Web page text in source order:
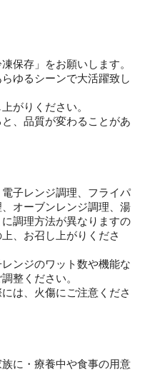
保存」をお願いします。
ゆるシーンで大活躍致し
がりください。
、品質が変わることがあ
子レンジ調理、フライパ
オーブンレンジ調理、湯
調理方法が異なりますの
、お召し上がりくださ
ンジのワット数や機能な
整ください。
は、火傷にご注意くださ
に・療養中や食事の用意